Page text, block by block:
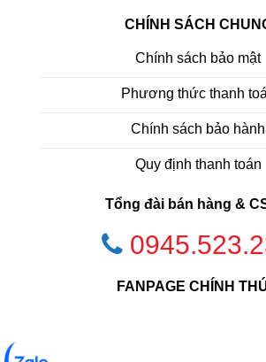
CHÍNH SÁCH
Chính sách bảo mật
Phương thức thanh
Chính sách bảo hành
Quy định thanh toán
Tổng đài bán hàng &
FANPAGE CHÍNH